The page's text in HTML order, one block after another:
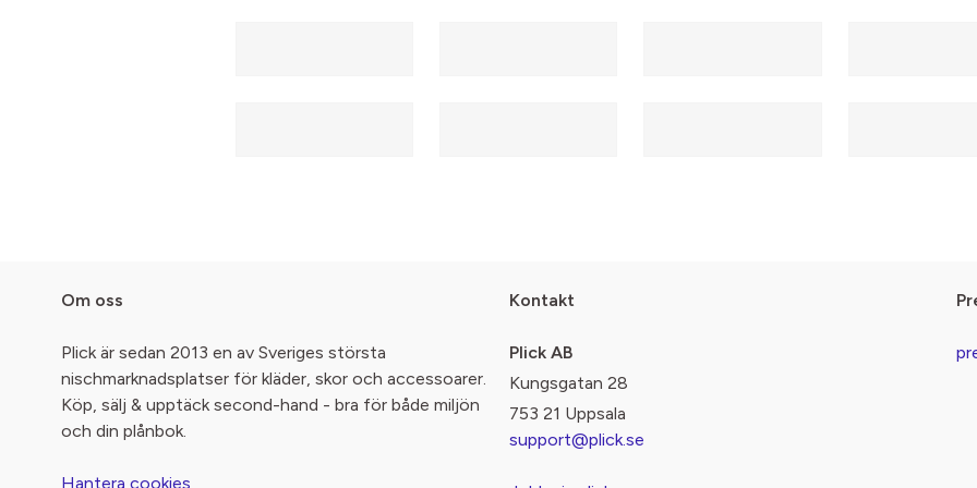
Om oss
Plick är sedan 2013 en av Sveriges största
nischmarknadsplatser för kläder, skor och accessoarer.
Köp, sälj & upptäck second-hand - bra för både miljön
och din plånbok.
Hantera cookies
Kontakt
Plick AB
Kungsgatan 28
753 21 Uppsala
support@plick.se